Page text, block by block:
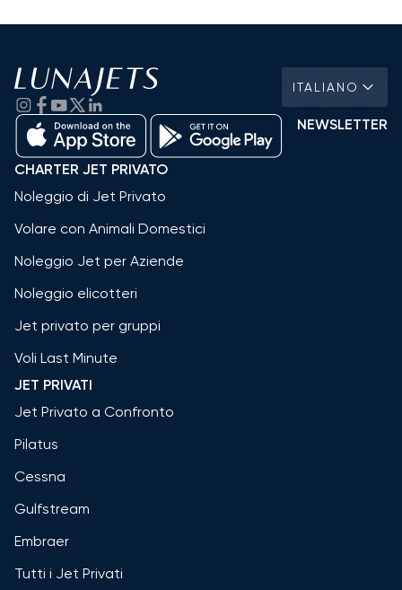
ITALIANO
NEWSLETTER
CHARTER JET PRIVATO
Noleggio di Jet Privato
Volare con Animali Domestici
Noleggio Jet per Aziende
Noleggio elicotteri
Jet privato per gruppi
Voli Last Minute
JET PRIVATI
Jet Privato a Confronto
Pilatus
Cessna
Gulfstream
Embraer
Tutti i Jet Privati